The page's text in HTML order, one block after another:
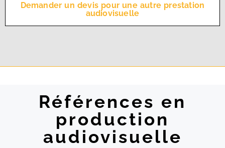
Demander un devis pour une autre prestation
audiovisuelle
Références en
production
audiovisuelle